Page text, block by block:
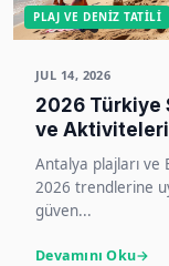
PLAJ VE DENIZ TATILI
JUL 14, 2026
2026 Türkiye
ve Aktiviteleri
Antalya plajları ve
2026 trendlerine
güven...
Devamını Oku